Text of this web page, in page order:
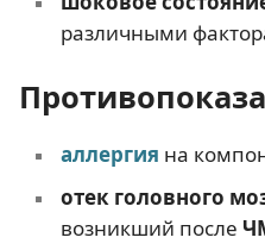
различными
аллергия на
отек головного
возникший после